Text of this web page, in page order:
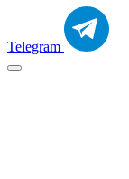
Telegram